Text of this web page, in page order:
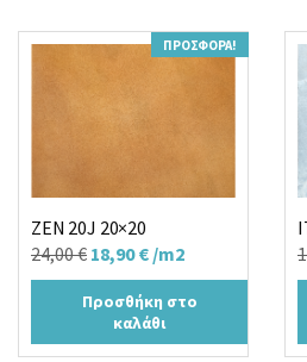
ΠΡΟΣΦΟΡΆ!
ZEN 20J 20×20
24,00€ Original
price
was:
18,90€Η
τρέχουσα
τιμή
/m2
Προσθήκη στο
καλάθι